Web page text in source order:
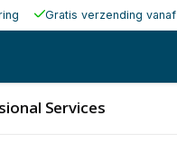
Gratis verzending vanaf
Services